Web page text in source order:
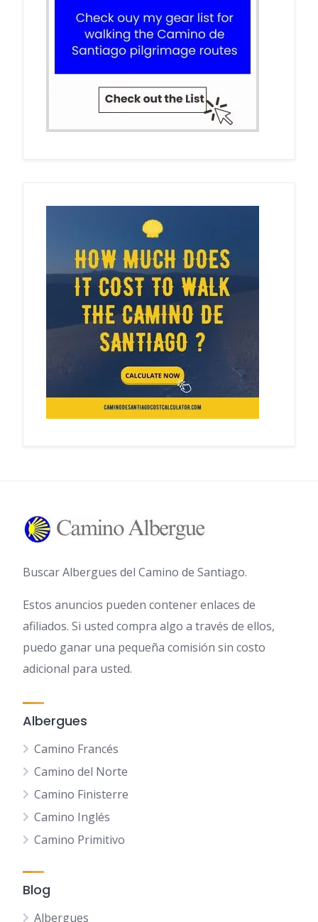
Buscar Albergues del Camino de Santiago.
Estos anuncios pueden contener enlaces de
afiliados. Si usted compra algo a través de ellos,
puedo ganar una pequeña comisión sin costo
adicional para usted.
Albergues
Camino Francés
Camino del Norte
Camino Finisterre
Camino Inglés
Camino Primitivo
Blog
Albergues